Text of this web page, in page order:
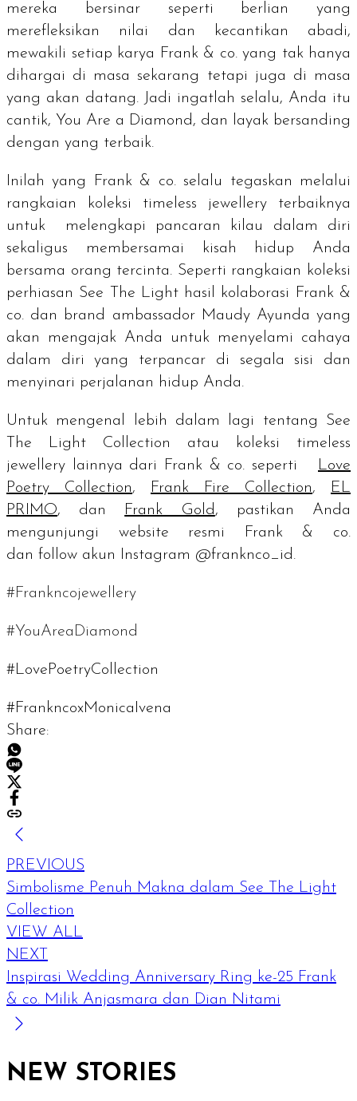
mereka bersinar seperti berlian yang
merefleksikan nilai dan kecantikan abadi,
mewakili setiap karya Frank & co. yang tak hanya
dihargai di masa sekarang tetapi juga di masa
yang akan datang. Jadi ingatlah selalu, Anda itu
cantik, You Are a Diamond, dan layak bersanding
dengan yang terbaik.
Inilah yang Frank & co. selalu tegaskan melalui
rangkaian koleksi timeless jewellery terbaiknya
untuk melengkapi pancaran kilau dalam diri
sekaligus membersamai kisah hidup Anda
bersama orang tercinta. Seperti rangkaian koleksi
perhiasan See The Light hasil kolaborasi Frank &
co. dan brand ambassadorMaudy Ayunda yang
akan mengajak Anda untuk menyelami cahaya
dalam diri yang terpancar di segala sisi dan
menyinari perjalanan hidup Anda.
Untuk mengenal lebih dalam lagi tentang See
The Light Collection atau koleksi timeless
jewellery lainnya dari Frank & co. seperti
Love
Poetry Collection, Frank Fire Collection, EL
PRIMO, dan Frank Gold, pastikan Anda
mengunjungi website resmi Frank & co.
dan follow akun Instagram @franknco_id.
#Frankncojewellery
#YouAreaDiamond
#LovePoetryCollection
#FrankncoxMonicaIvena
Share:
PREVIOUS
Simbolisme Penuh Makna dalam See The Light
Collection
VIEW ALL
NEXT
Inspirasi Wedding Anniversary Ring ke-25 Frank
& co. Milik Anjasmara dan Dian Nitami
NEW STORIES